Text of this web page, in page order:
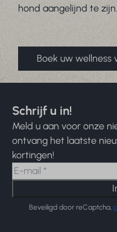
hond aangelijnd te zijn.
Boek uw wellness
Schrijf u in!
Meld u aan voor onze
ontvang het laatste
kortingen!
Beveiligd door reCaptcha,